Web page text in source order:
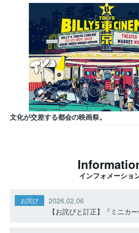
文化が交差する都会の映画祭。
インフォメーショ
お詫び
2026.02.06
【お詫びと訂正】『ミニカ